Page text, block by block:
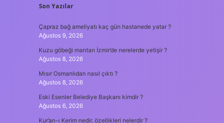
SIDEBAR
Son Yazılar
Çapraz bağ ameliyatı kaç gün hastanede yatar ?
Ağustos 9, 2026
Kuzu göbeği mantarı İzmir’de nerelerde yetişir ?
Ağustos 8, 2026
Mısır Osmanlıdan nasıl çıktı ?
Ağustos 8, 2026
Eski Esenler Belediye Başkanı kimdir ?
Ağustos 6, 2026
Kur’an-ı Kerim nedir, özellikleri nelerdir ?